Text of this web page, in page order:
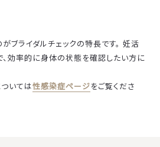
ブライダルチェックの特長です。 妊活
、効率的に身体の状態を確認したい方に
いては性感染症ページをご覧くださ